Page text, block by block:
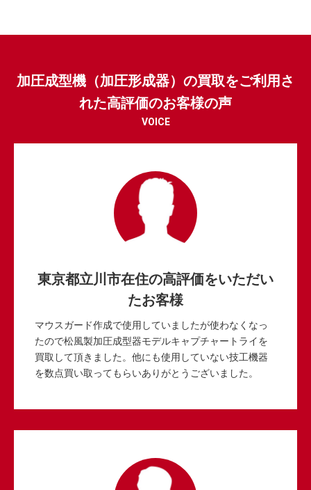
加圧成型機（加圧形成器）の買取をご利用さ
れた高評価のお客様の声
VOICE
東京都立川市在住の高評価をいただい
たお客様
マウスガード作成で使用していましたが使わなくなっ
たので松風製加圧成型器モデルキャプチャートライを
買取して頂きました。他にも使用していない技工機器
を数点買い取ってもらいありがとうございました。